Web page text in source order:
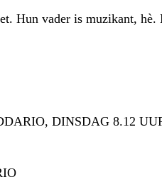
Hun vader is muzikant, hè.
DINSDAG 8.12